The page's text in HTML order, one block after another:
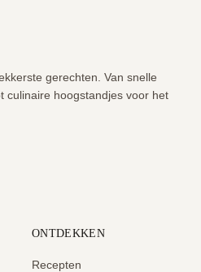
gerechten. Van snelle
culinaire hoogstandjes voor het
ONTDEKKEN
Recepten